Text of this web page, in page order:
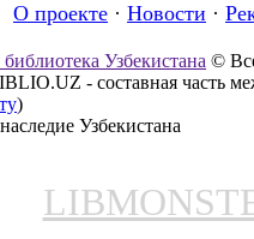
О проекте · Новости ·
Узбекистана ©
- составная часть
)
Узбекистана